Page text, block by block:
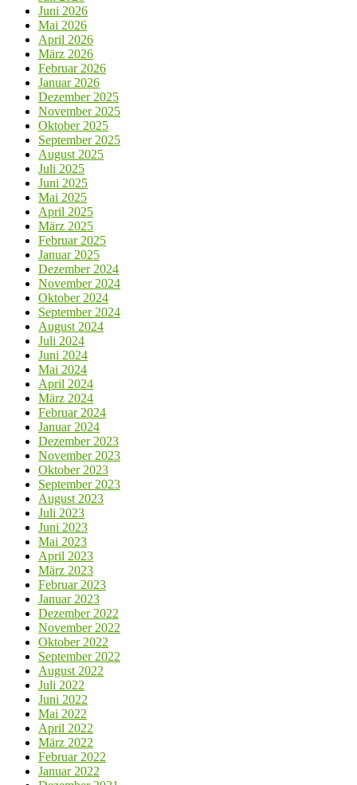
Juni 2026
Mai 2026
April 2026
März 2026
Februar 2026
Januar 2026
Dezember 2025
November 2025
Oktober 2025
September 2025
August 2025
Juli 2025
Juni 2025
Mai 2025
April 2025
März 2025
Februar 2025
Januar 2025
Dezember 2024
November 2024
Oktober 2024
September 2024
August 2024
Juli 2024
Juni 2024
Mai 2024
April 2024
März 2024
Februar 2024
Januar 2024
Dezember 2023
November 2023
Oktober 2023
September 2023
August 2023
Juli 2023
Juni 2023
Mai 2023
April 2023
März 2023
Februar 2023
Januar 2023
Dezember 2022
November 2022
Oktober 2022
September 2022
August 2022
Juli 2022
Juni 2022
Mai 2022
April 2022
März 2022
Februar 2022
Januar 2022